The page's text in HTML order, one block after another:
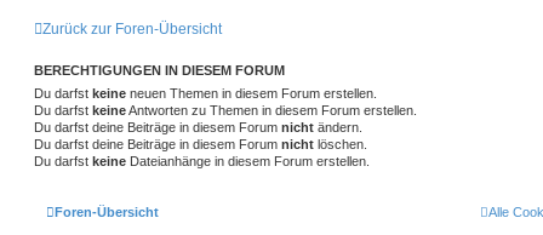
Zurück zur Foren-Übersicht
BERECHTIGUNGEN IN DIESEM FORUM
Du darfst keine neuen Themen in diesem Forum erstellen.
Du darfst keineAntworten zu Themen in diesem Forum erstellen.
Du darfst deine Beiträge in diesem Forum nicht ändern.
Du darfst deine Beiträge in diesem Forum nicht löschen.
Du darfst keine Dateianhänge in diesem Forum erstellen.
Foren-Übersicht Alle